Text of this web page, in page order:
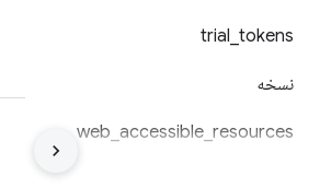
trial tokens
نسخه
web accessible resources
شرایط حریم خصوصی Manage cookies